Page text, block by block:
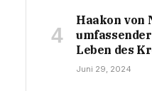
Haakon von
Leben des
Juni 29, 2024